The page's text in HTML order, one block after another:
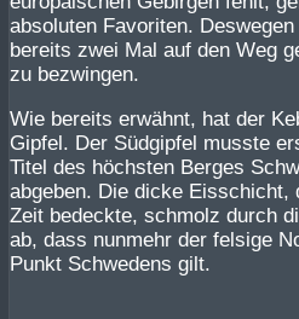
absoluten Favoriten.
bereits zwei Mal auf den Weg
zu bezwingen.
Wie bereits erwähnt, hat der
Gipfel. Der Südgipfel musste
Titel des höchsten Berges
abgeben. Die dicke Eisschicht,
Zeit bedeckte, schmolz durch
ab, dass nunmehr der felsige
Punkt Schwedens gilt.